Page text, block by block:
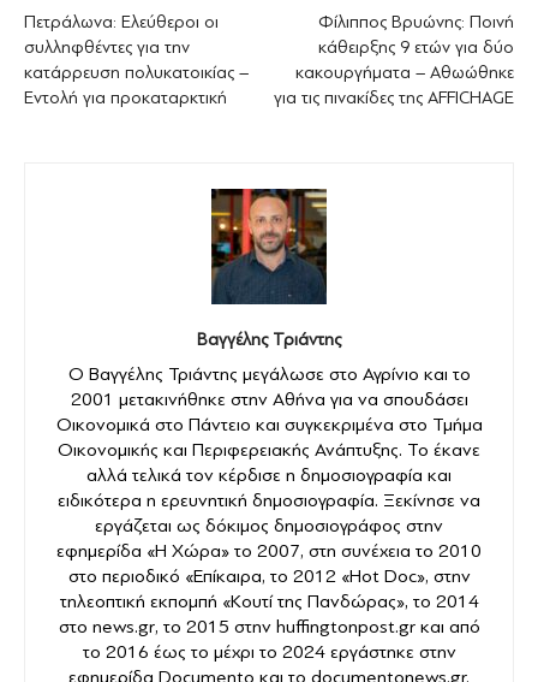
Πετράλωνα: Ελεύθεροι οι
συλληφθέντες για την
κατάρρευση πολυκατοικίας –
Εντολή για προκαταρκτική
Φίλιππος Βρυώνης: Ποινή
κάθειρξης 9 ετών για δύο
κακουργήματα – Αθωώθηκε
για τις πινακίδες της AFFICHAGE
Βαγγέλης Τριάντης
Ο Βαγγέλης Τριάντης μεγάλωσε στο Αγρίνιο και το
2001 μετακινήθηκε στην Αθήνα για να σπουδάσει
Οικονομικά στο Πάντειο και συγκεκριμένα στο Τμήμα
Οικονομικής και Περιφερειακής Ανάπτυξης. Το έκανε
αλλά τελικά τον κέρδισε η δημοσιογραφία και
ειδικότερα η ερευνητική δημοσιογραφία. Ξεκίνησε να
εργάζεται ως δόκιμος δημοσιογράφος στην
εφημερίδα «Η Χώρα» το 2007, στη συνέχεια το 2010
στο περιοδικό «Επίκαιρα, το 2012 «Hot Doc», στην
τηλεοπτική εκπομπή «Κουτί της Πανδώρας», το 2014
στο news.gr, το 2015 στην huffingtonpost.gr και από
το 2016 έως το μέχρι το 2024 εργάστηκε στην
εφημερίδα Documento και το documentonews.gr.